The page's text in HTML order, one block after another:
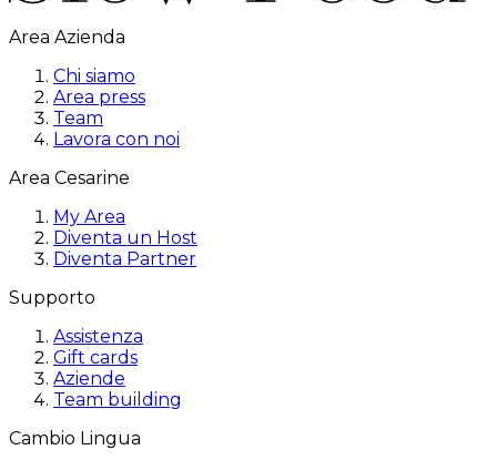
Area Azienda
Chi siamo
Area press
Team
Lavora con noi
Area Cesarine
My Area
Diventa un Host
Diventa Partner
Supporto
Assistenza
Gift cards
Aziende
Team building
Cambio Lingua